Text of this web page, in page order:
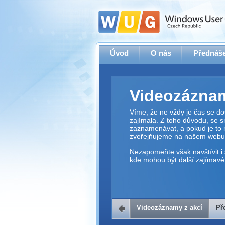
Úvod O nás
Víme, že ne vždy je čas se
zajímala. Z toho důvodu, se
zaznamenávat, a pokud je to
zveřejňujeme na našem webu.
Nezapomeňte však navštívit i
kde mohou být další zajímavé
Přehrávač
Videozáznamy z akcí